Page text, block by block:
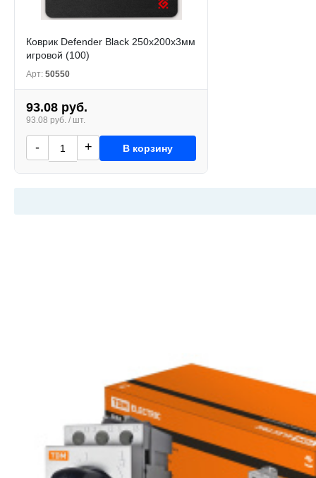
Коврик Defender Black 250x200х3мм
игровой (100)
Арт: 50550
93.08 руб.
93.08 руб. / шт.
- + В корзину